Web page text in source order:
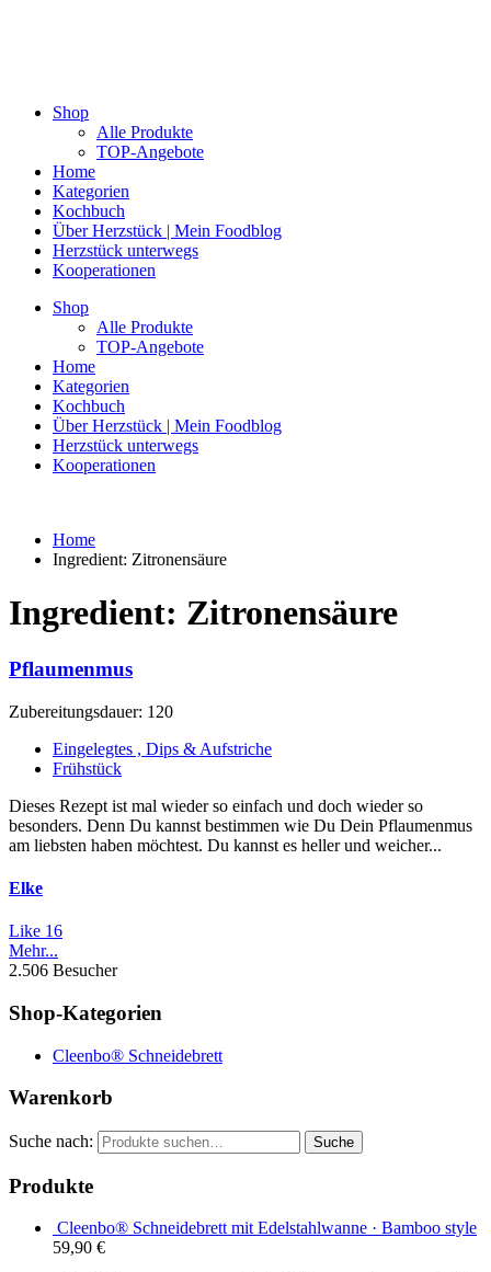
Shop
Alle Produkte
TOP-Angebote
Home
Kategorien
Kochbuch
Über Herzstück | Mein Foodblog
Herzstück unterwegs
Kooperationen
Shop
Alle Produkte
TOP-Angebote
Home
Kategorien
Kochbuch
Über Herzstück | Mein Foodblog
Herzstück unterwegs
Kooperationen
Home
Ingredient: Zitronensäure
Ingredient: Zitronensäure
Pflaumenmus
Zubereitungsdauer: 120
Eingelegtes , Dips & Aufstriche
Frühstück
Dieses Rezept ist mal wieder so einfach und doch wieder so
besonders. Denn Du kannst bestimmen wie Du Dein Pflaumenmus
am liebsten haben möchtest. Du kannst es heller und weicher...
Elke
Like 16
Mehr...
2.506 Besucher
Shop-Kategorien
Cleenbo® Schneidebrett
Warenkorb
Suche nach: Suche
Produkte
Cleenbo® Schneidebrett mit Edelstahlwanne · Bamboo style
59,90 €